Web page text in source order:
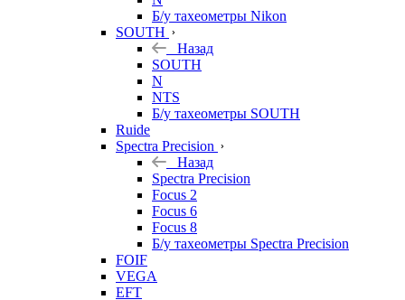
Б/у тахеометры Nikon
SOUTH
Назад
SOUTH
N
NTS
Б/у тахеометры SOUTH
Ruide
Spectra Precision
Назад
Spectra Precision
Focus 2
Focus 6
Focus 8
Б/у тахеометры Spectra Precision
FOIF
VEGA
EFT